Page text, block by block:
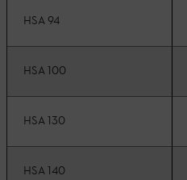
HSA 94
HSA 100
HSA 130
HSA 140